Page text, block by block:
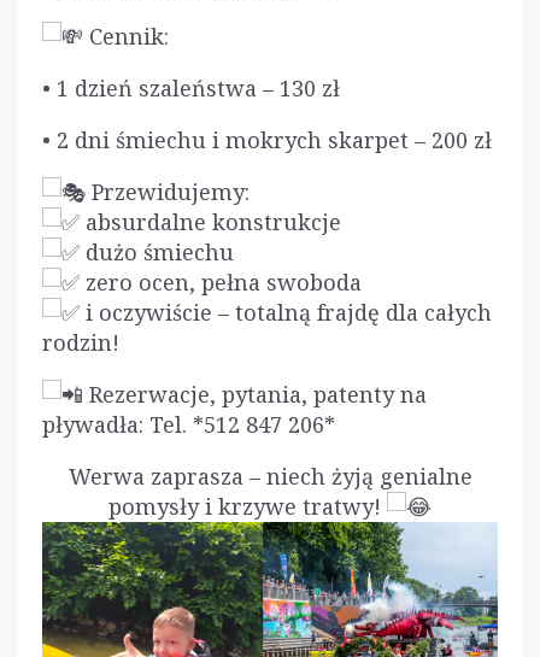
Cennik:
• 1 dzień szaleństwa – 130 zł
• 2 dni śmiechu i mokrych skarpet – 200 zł
Przewidujemy:
absurdalne konstrukcje
dużo śmiechu
zero ocen, pełna swoboda
i oczywiście – totalną frajdę dla całych
rodzin!
Rezerwacje, pytania, patenty na
pływadła: Tel. *512 847 206*
Werwa zaprasza – niech żyją genialne
pomysły i krzywe tratwy!